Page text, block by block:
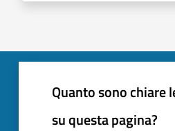
Quanto sono chiare
su questa pagina?